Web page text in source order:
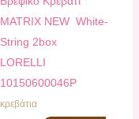
ΜATRIX NEW White-
String 2box
LORELLI
10150600046P
κρεβάτια